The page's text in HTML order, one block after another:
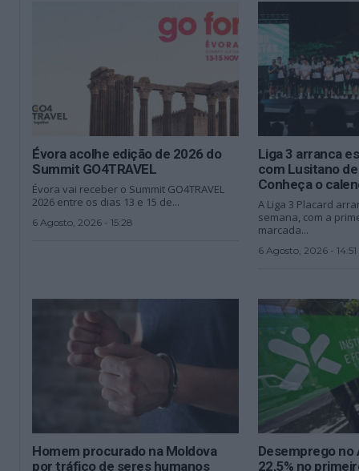
Évora acolhe edição de 2026 do
Summit GO4TRAVEL
Évora vai receber o Summit GO4TRAVEL
2026 entre os dias 13 e 15 de...
6 Agosto, 2026 - 15:28
Liga 3 arranca
com Lusitano
Conheça o
A Liga 3 Placard
semana, com a
marcada...
6 Agosto, 2026 - 14:51
Homem procurado na Moldova
por tráfico de seres humanos
Desemprego no
22,5% no